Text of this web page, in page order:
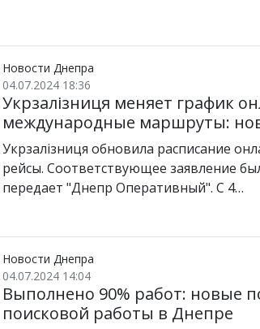
Новости Днепра
04.07.2024 18:36
Укрзалізниця меняет график
международные маршруты:
Укрзалізниця обновила расписание
рейсы. Соответствующее заявление
передает "Днепр Оперативный". С 4…
Новости Днепра
04.07.2024 14:04
Выполнено 90% работ: новые
поисковой работы в Днепре